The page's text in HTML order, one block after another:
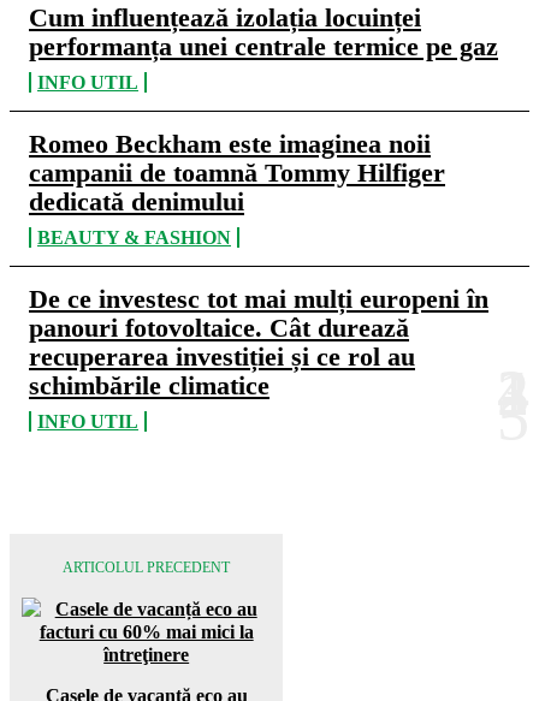
Cum influențează izolația locuinței
performanța unei centrale termice pe gaz
INFO UTIL
Romeo Beckham este imaginea noii
campanii de toamnă Tommy Hilfiger
dedicată denimului
BEAUTY & FASHION
De ce investesc tot mai mulți europeni în
panouri fotovoltaice. Cât durează
recuperarea investiției și ce rol au
schimbările climatice
INFO UTIL
ARTICOLUL PRECEDENT
Casele de vacanță eco au